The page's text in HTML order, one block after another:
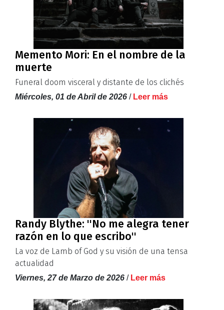
Memento Mori: En el nombre de la
muerte
Funeral doom visceral y distante de los clichés
Miércoles, 01 de Abril de 2026 / Leer más
Randy Blythe: ''No me alegra tener
razón en lo que escribo''
La voz de Lamb of God y su visión de una tensa
actualidad
Viernes, 27 de Marzo de 2026 / Leer más